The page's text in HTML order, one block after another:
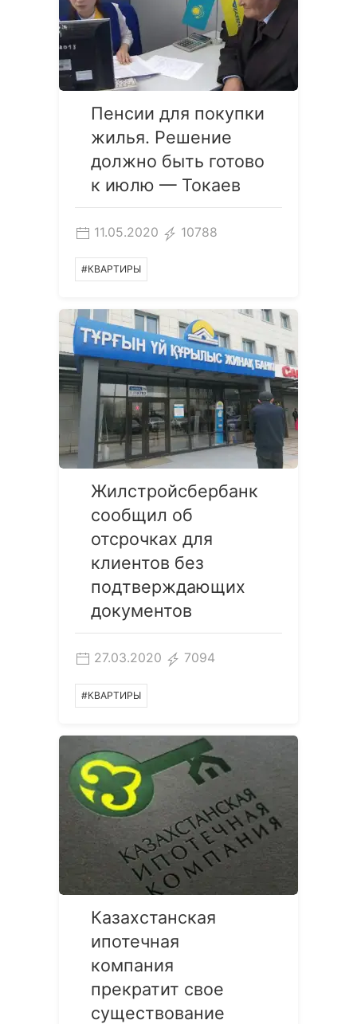
Пенсии для покупки
жилья. Решение
должно быть готово
к июлю — Токаев
11.05.2020 10788
#КВАРТИРЫ
Жилстройсбербанк
сообщил об
отсрочках для
клиентов без
подтверждающих
документов
27.03.2020 7094
#КВАРТИРЫ
Казахстанская
ипотечная
компания
прекратит свое
существование